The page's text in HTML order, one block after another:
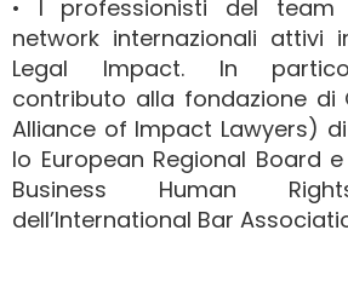
• I professionisti del
network internazionali attivi
Legal Impact. In
contributo alla fondazione di
Alliance of Impact Lawyers)
lo European Regional Board
Business Human
dell’International Bar